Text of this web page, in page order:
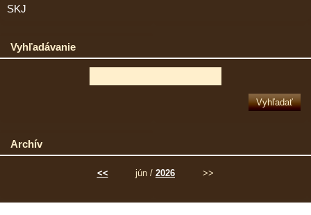
SKJ
Vyhľadávanie
Archív
<< jún / 2026 >>